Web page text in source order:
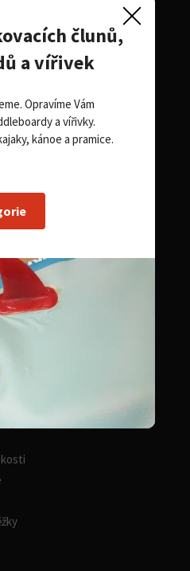
člunů,
a vířivek
Opravíme Vám
a vířivky.
kánoe a pramice.